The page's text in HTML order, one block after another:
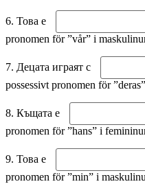
6. Това е
pronomen för ”vår” i
7. Децата играят с
possessivt pronomen för
8. Къщата е
pronomen för ”hans” i
9. Това е
pronomen för ”min” i